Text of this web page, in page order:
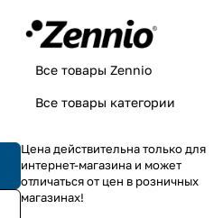
Все товары Zennio
Все товары категории
Цена действительна только для
интернет-магазина и может
отличаться от цен в розничных
магазинах!